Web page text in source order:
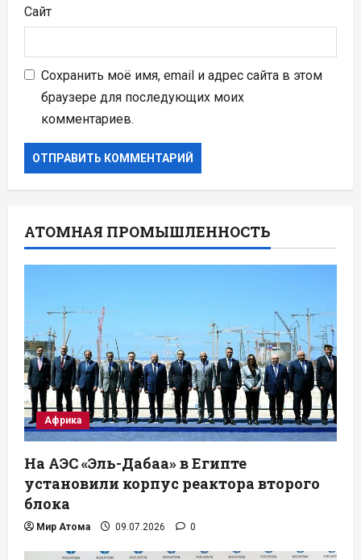
Сайт
Сохранить моё имя, email и адрес сайта в этом
браузере для последующих моих
комментариев.
АТОМНАЯ ПРОМЫШЛЕННОСТЬ
Африка
На АЭС «Эль-Дабаа» в Египте
установили корпус реактора второго
блока
Мир Атома 09.07.2026 0